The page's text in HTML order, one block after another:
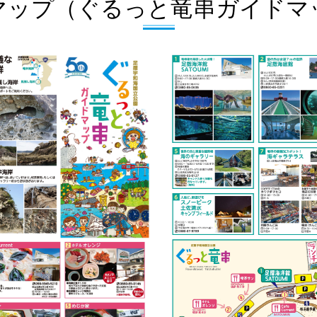
ップ（ぐるっと竜串ガイドマ